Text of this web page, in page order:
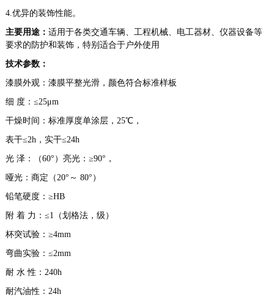
4.优异的装饰性能。
主要用途： 适用于各类交通车辆、工程机械、电工器材、仪器设备等
要求的防护和装饰，特别适合于户外使用
技术参数：
漆膜外观：漆膜平整光滑，颜色符合标准样板
细 度：≤25μm
干燥时间：标准厚度单涂层，25℃，
表干≤2h，实干≤24h
光 泽：（60°）亮光：≥90°，
哑光：商定（20°～ 80°）
铅笔硬度：≥HB
附 着 力：≤1（划格法，级）
杯突试验：≥4mm
弯曲实验：≤2mm
耐 水 性：240h
耐汽油性：24h